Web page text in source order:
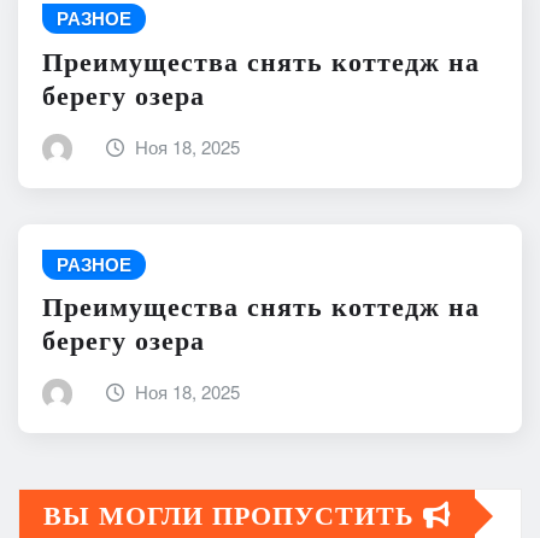
РАЗНОЕ
Преимущества снять коттедж на
берегу озера
Ноя 18, 2025
РАЗНОЕ
Преимущества снять коттедж на
берегу озера
Ноя 18, 2025
ВЫ МОГЛИ ПРОПУСТИТЬ